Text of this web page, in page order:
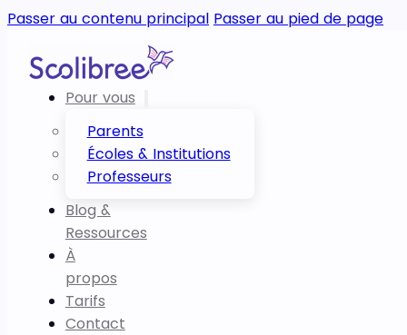
Passer au contenu principal Passer au pied de page
Pour vous
Parents
Écoles & Institutions
Professeurs
Blog &
Ressources
À
propos
Tarifs
Contact